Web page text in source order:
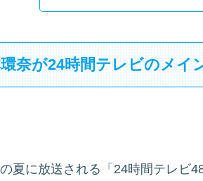
奈が24時間テレビのメイ
夏に放送される「24時間テレビ